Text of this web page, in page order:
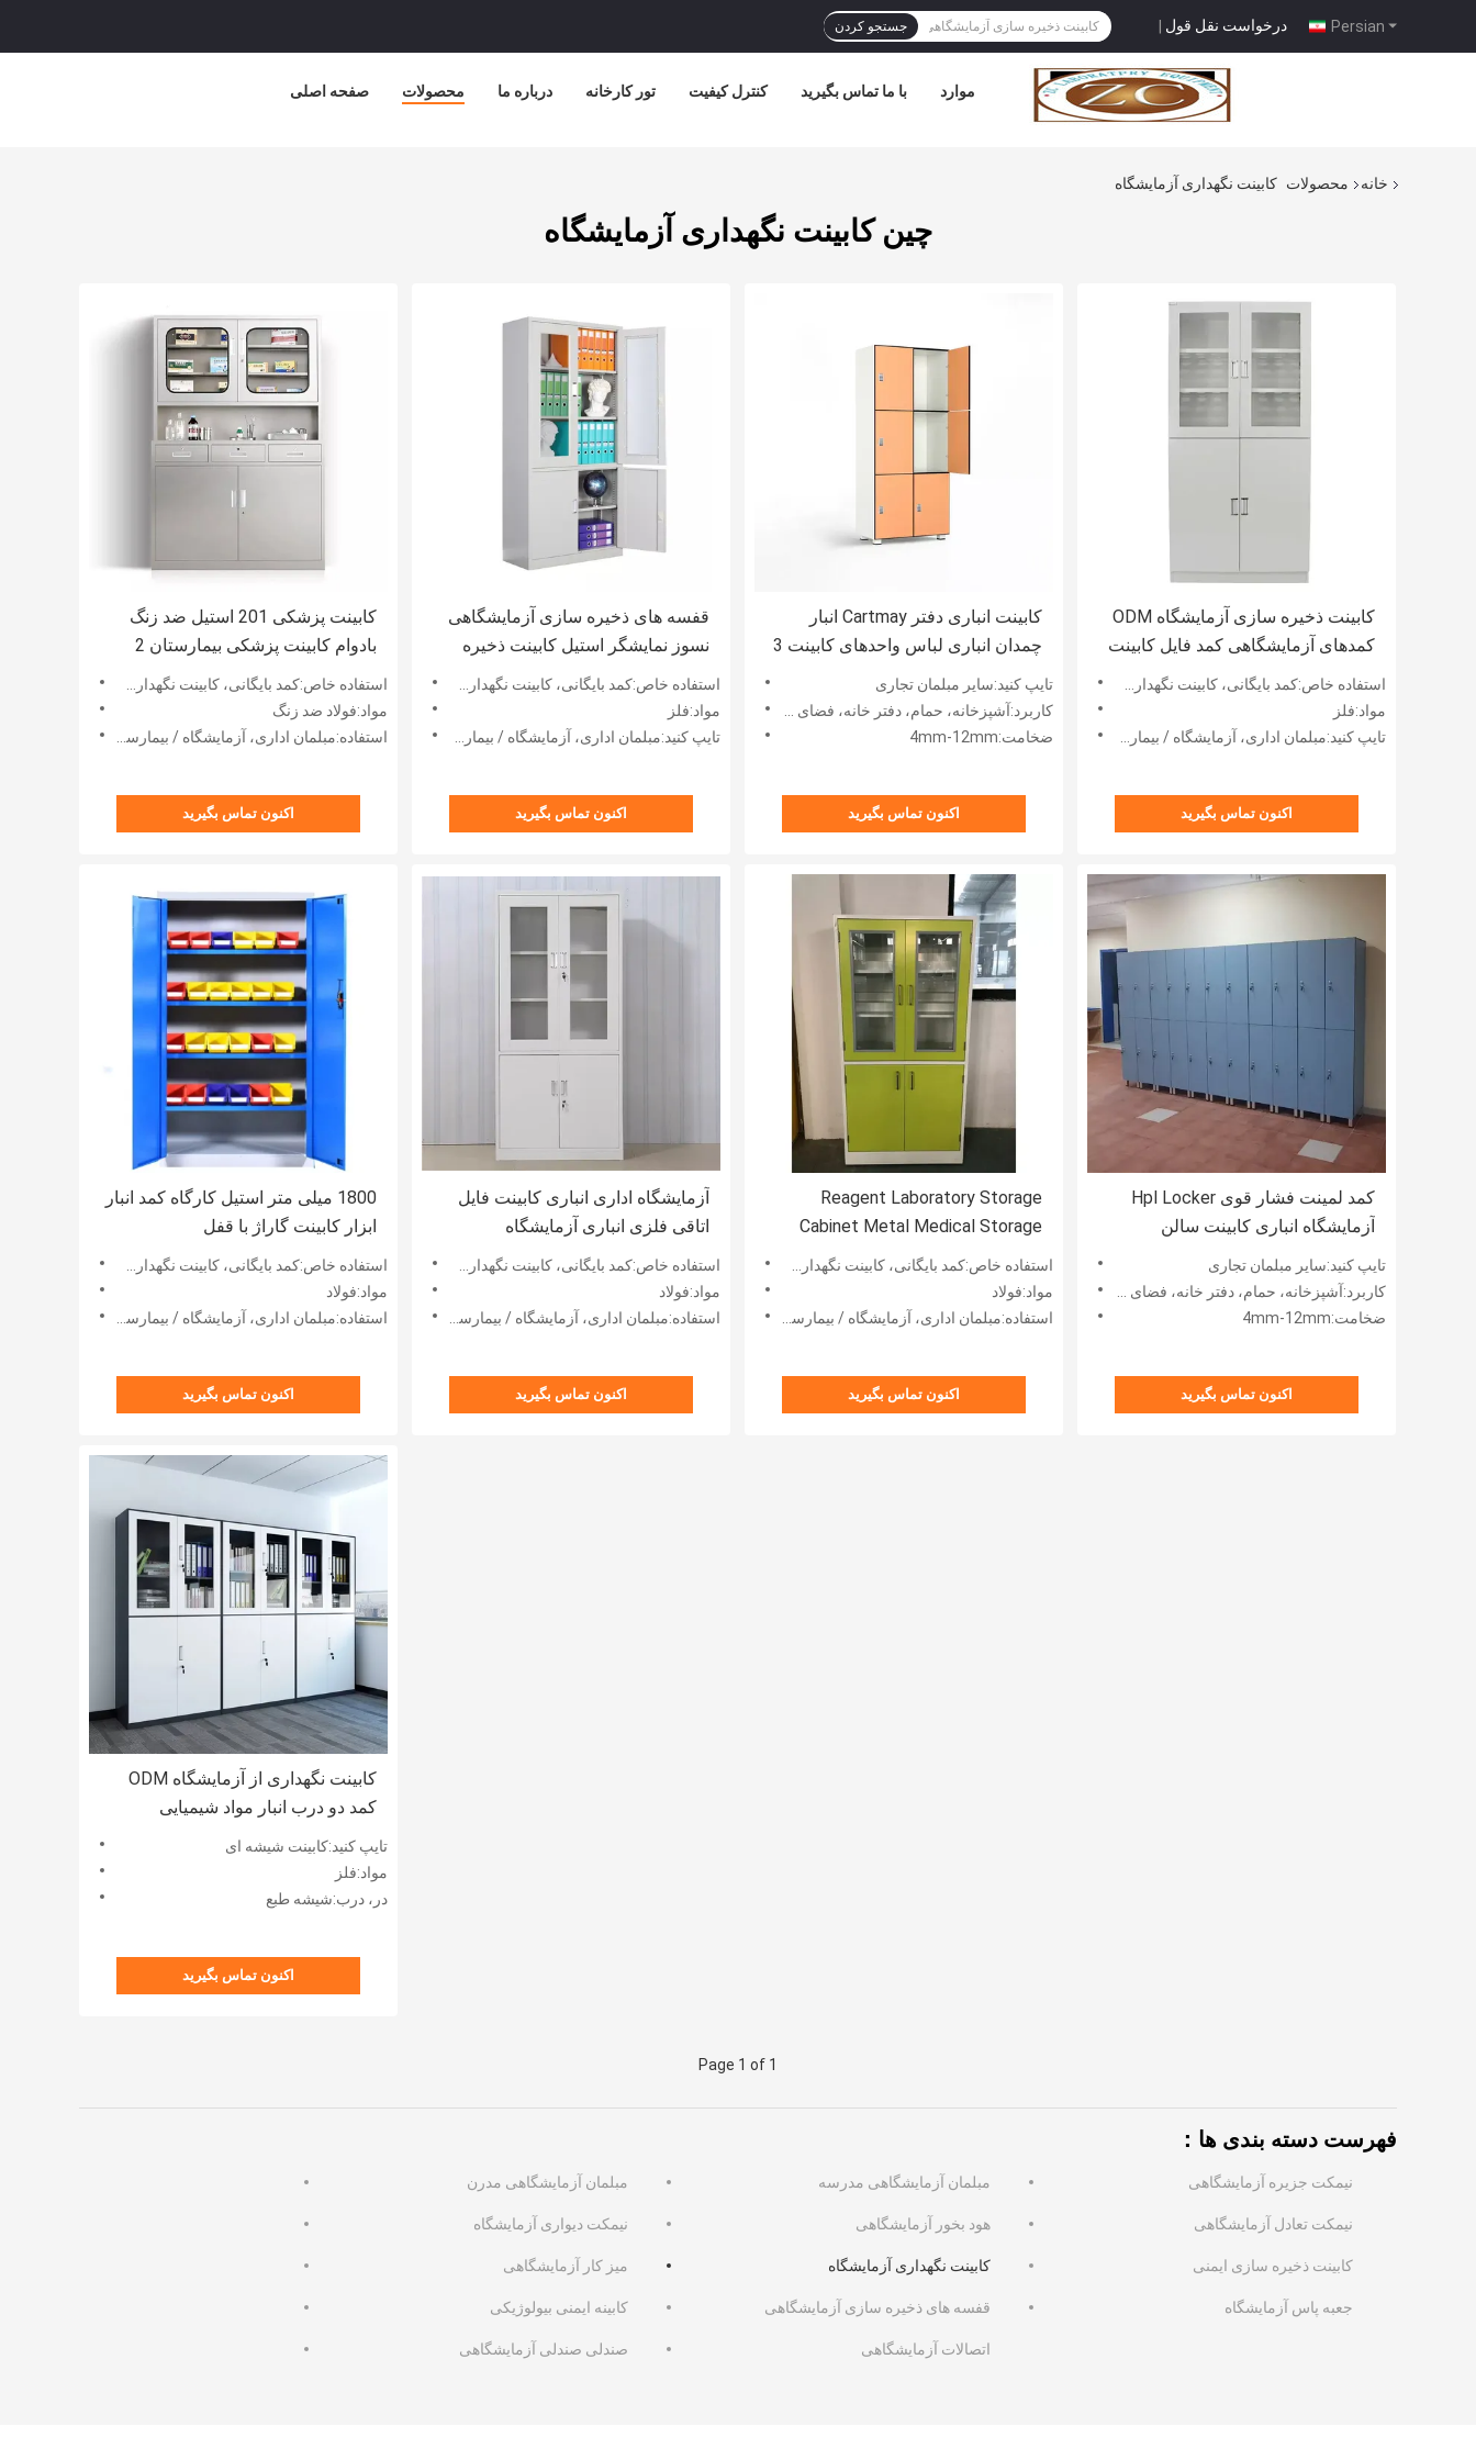
Persian درخواست نقل قول | جستجو کردن
صفحه اصلی محصولات درباره ما تور کارخانه کنترل کیفیت با ما تماس بگیرید موارد
خانه محصولات کابینت نگهداری آزمایشگاه
چین کابینت نگهداری آزمایشگاه
کابینت پزشکی 201 استیل ضد زنگ
بادوام کابینت پزشکی بیمارستان 2
کشو 4 در
استفاده خاص:کمد بایگانی، کابینت نگهداری ظروف شیشه ای
مواد:فولاد ضد زنگ
استفاده:مبلمان اداری، آزمایشگاه / بیمارستان / مدرسه / مبلمان اداری
اکنون تماس بگیرید
قفسه های ذخیره سازی آزمایشگاهی
نسوز نمایشگر استیل کابینت ذخیره
سازی آزمایشگاهی عمودی
استفاده خاص:کمد بایگانی، کابینت نگهداری ظروف شیشه ای
مواد:فلز
تایپ کنید:مبلمان اداری، آزمایشگاه / بیمارستان / مدرسه / مبلمان اداری
اکنون تماس بگیرید
کابینت انباری دفتر Cartmay انبار
چمدان انباری لباس واحدهای کابینت 3
طبقه کمد
تایپ کنید:سایر مبلمان تجاری
کاربرد:آشپزخانه، حمام، دفتر خانه، فضای باز، آپارتمان، از
ضخامت:4mm-12mm
اکنون تماس بگیرید
کابینت ذخیره سازی آزمایشگاه ODM
کمدهای آزمایشگاهی کمد فایل کابینت
گاز
استفاده خاص:کمد بایگانی، کابینت نگهداری ظروف شیشه ای
مواد:فلز
تایپ کنید:مبلمان اداری، آزمایشگاه / بیمارستان / مدرسه / مبلمان اداری
اکنون تماس بگیرید
1800 میلی متر استیل کارگاه کمد انبار
ابزار کابینت گاراژ با قفل
استفاده خاص:کمد بایگانی، کابینت نگهداری ظروف شیشه ای
مواد:فولاد
استفاده:مبلمان اداری، آزمایشگاه / بیمارستان / مدرسه / مبلمان اداری
اکنون تماس بگیرید
آزمایشگاه اداری انباری کابینت فایل
اتاقی فلزی انباری آزمایشگاه
استفاده خاص:کمد بایگانی، کابینت نگهداری ظروف شیشه ای
مواد:فولاد
استفاده:مبلمان اداری، آزمایشگاه / بیمارستان / مدرسه / مبلمان اداری
اکنون تماس بگیرید
Reagent Laboratory Storage
Cabinet Metal Medical Storage
Cabinets 900mm
استفاده خاص:کمد بایگانی، کابینت نگهداری ظروف شیشه ای
مواد:فولاد
استفاده:مبلمان اداری، آزمایشگاه / بیمارستان / مدرسه / مبلمان اداری
اکنون تماس بگیرید
کمد لمینت فشار قوی Hpl Locker
آزمایشگاه انباری کابینت سالن
بدنسازی اتاق تعویض لباس بیمارستان
تایپ کنید:سایر مبلمان تجاری
کاربرد:آشپزخانه، حمام، دفتر خانه، فضای باز، آپارتمان، از
ضخامت:4mm-12mm
اکنون تماس بگیرید
کابینت نگهداری از آزمایشگاه ODM
کمد دو درب انبار مواد شیمیایی
تایپ کنید:کابینت شیشه ای
مواد:فلز
در، درب:شیشه طبع
اکنون تماس بگیرید
Page 1 of 1
فهرست دسته بندی ها：
مبلمان آزمایشگاهی مدرن مبلمان آزمایشگاهی مدرسه نیمکت جزیره آزمایشگاهی
نیمکت دیواری آزمایشگاه هود بخور آزمایشگاهی نیمکت تعادل آزمایشگاهی
میز کار آزمایشگاهی کابینت نگهداری آزمایشگاه کابینت ذخیره سازی ایمنی
کابینه ایمنی بیولوژیکی قفسه های ذخیره سازی آزمایشگاهی جعبه پاس آزمایشگاه
صندلی صندلی آزمایشگاهی اتصالات آزمایشگاهی